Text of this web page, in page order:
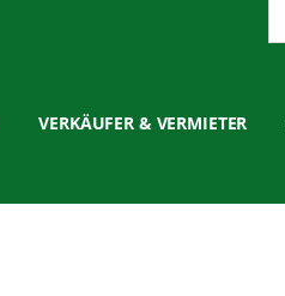
VERKÄUFER & VERMIETER